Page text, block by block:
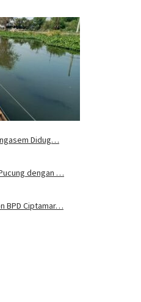
Didug…
dengan …
BPD Ciptamar…